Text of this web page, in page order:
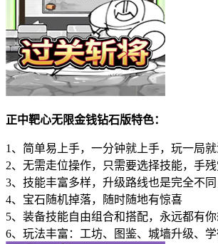
正中靶心无限金钱钻石版特色：
1、简单易上手，一分钟就上手，玩一局
2、无需走位操作，只需要选择技能，手
3、技能丰富多样，升级路线也是完全不
4、宝石随机掉落，随时随地有惊喜
5、装备技能自由组合和搭配，永远都有
6、玩法丰富：工坊、图鉴、城墙升级、